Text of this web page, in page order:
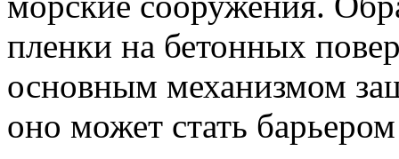
пленки на бетонных
основным механизмом
оно может стать